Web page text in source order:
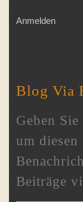
Anmelden
Blog Via
Geben
um
Beiträge